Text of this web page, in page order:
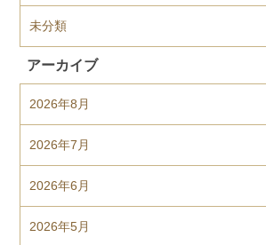
未分類
アーカイブ
2026年8月
2026年7月
2026年6月
2026年5月